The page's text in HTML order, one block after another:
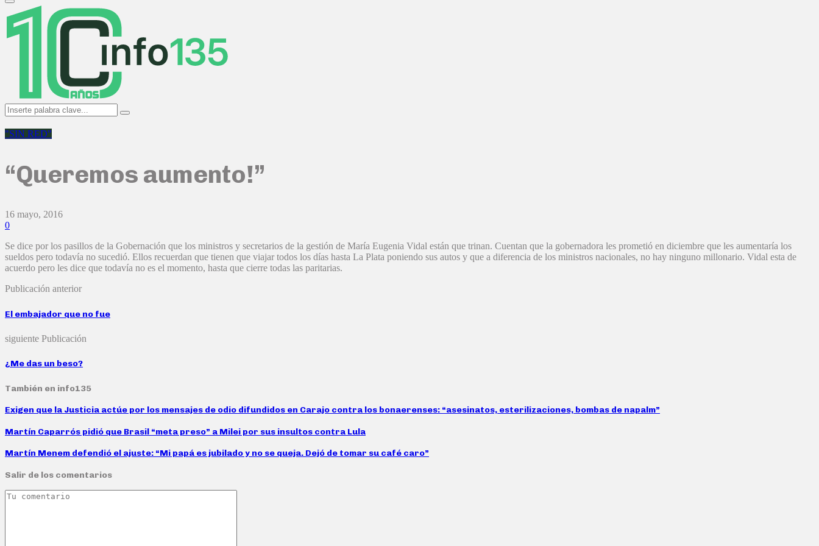
Primary
Menu
Search
for:
Search
"SIN RED"
“Queremos aumento!”
16 mayo, 2016
0
Se dice por los pasillos de la Gobernación que los ministros y secretarios de la gestión de María Eugenia Vidal están que trinan. Cuentan que la gobernadora les prometió en diciembre que les aumentaría los
sueldos pero todavía no sucedió. Ellos recuerdan que tienen que viajar todos los días hasta La Plata poniendo sus autos y que a diferencia de los ministros nacionales, no hay ninguno millonario. Vidal esta de
acuerdo pero les dice que todavía no es el momento, hasta que cierre todas las paritarias.
Publicación anterior
El embajador que no fue
siguiente Publicación
¿Me das un beso?
También en info135
Exigen que la Justicia actúe por los mensajes de odio difundidos en Carajo contra los bonaerenses: “asesinatos, esterilizaciones, bombas de napalm”
Martín Caparrós pidió que Brasil “meta preso” a Milei por sus insultos contra Lula
Martín Menem defendió el ajuste: “Mi papá es jubilado y no se queja. Dejó de tomar su café caro”
Salir de los comentarios